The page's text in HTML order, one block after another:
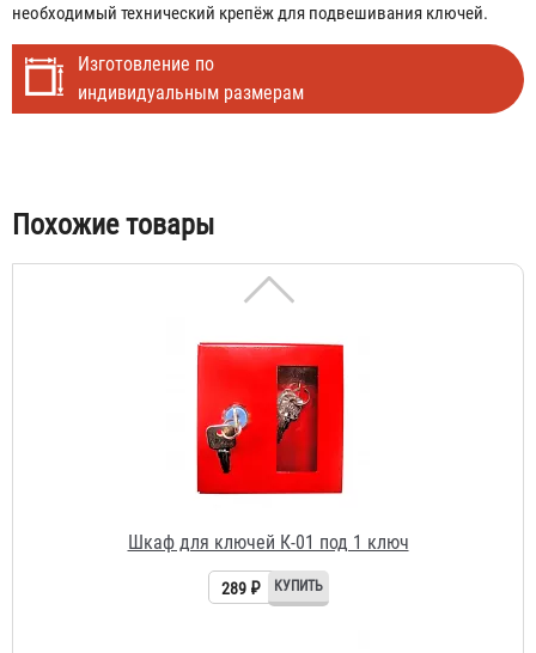
необходимый технический крепёж для подвешивания ключей.
Изготовление по
индивидуальным размерам
Похожие товары
Шкаф для ключей К-01 под 1 ключ
289 ₽